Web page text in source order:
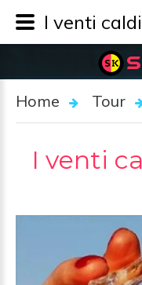
Home Tour
I venti